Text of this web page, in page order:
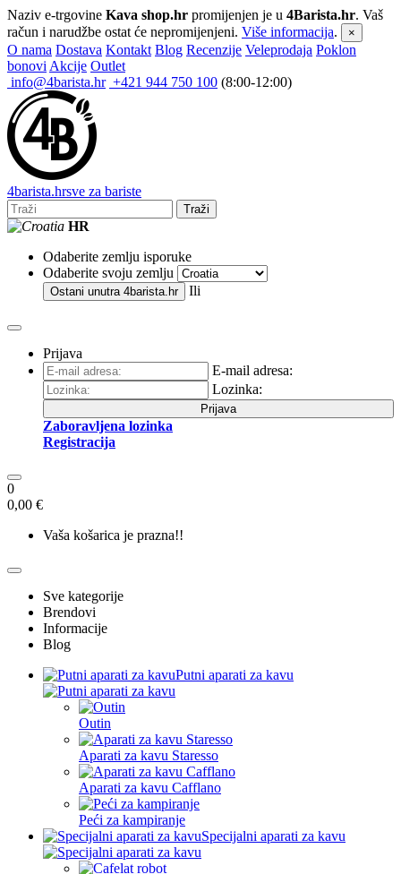
Naziv e-trgovine Kava shop.hr promijenjen je u 4Barista.hr. Vaš
račun i narudžbe ostat će nepromijenjeni. Više informacija. ×
O nama Dostava Kontakt Blog Recenzije Veleprodaja Poklon
bonovi Akcije Outlet
info@4barista.hr +421 944 750 100 (8:00-12:00)
4barista.hrsve za bariste
Traži
HR
Odaberite zemlju isporuke
Odaberite svoju zemlju
Ostani unutra 4barista.hr Ili
Prijava
E-mail adresa:
Lozinka:
Prijava
Zaboravljena lozinka
Registracija
0
0,00 €
Vaša košarica je prazna!!
Sve kategorije
Brendovi
Informacije
Blog
Putni aparati za kavu
Outin
Aparati za kavu Staresso
Aparati za kavu Cafflano
Peći za kampiranje
Specijalni aparati za kavu